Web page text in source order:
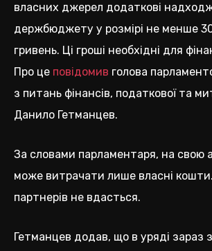
власних джерел додаткові
держбюджету у розмірі не менше
гривень. Ці гроші необхідні для
Про це повідомив голова
з питань фінансів, податкової та
Данило Гетманцев.
За словами парламентаря, на свою
може витрачати лише власні
партнерів не вдасться.
Гетманцев додав, що в уряді зараз